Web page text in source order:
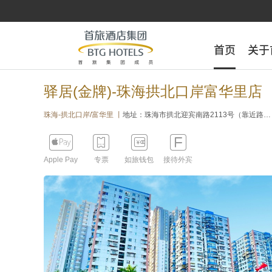
首页 关
首页 关
驿居(金牌)-珠海拱北口岸富华里店
珠海-拱北口岸/富华里 丨 地址：珠海市拱北迎宾南路2113号（靠近路段迎宾南路2113号号；酒店边景点/标志物城轨珠海总站、拱北口岸；轨交出口距离1.7公里步行20分钟）

Apple Pay

专票

如旅钱包

接待外宾